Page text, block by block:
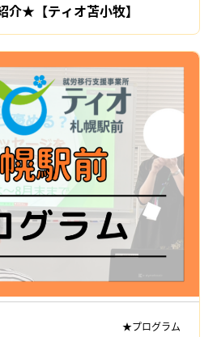
★【ティオ苫小牧】
★プログラム